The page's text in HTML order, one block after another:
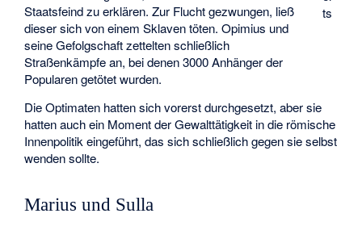
ts
Staatsfeind zu erklären. Zur Flucht gezwungen, ließ
dieser sich von einem Sklaven töten. Opimius und
seine Gefolgschaft zettelten schließlich
Straßenkämpfe an, bei denen 3000 Anhänger der
Popularen getötet wurden.
Die Optimaten hatten sich vorerst durchgesetzt, aber sie
hatten auch ein Moment der Gewalttätigkeit in die römische
Innenpolitik eingeführt, das sich schließlich gegen sie selbst
wenden sollte.
Marius und Sulla